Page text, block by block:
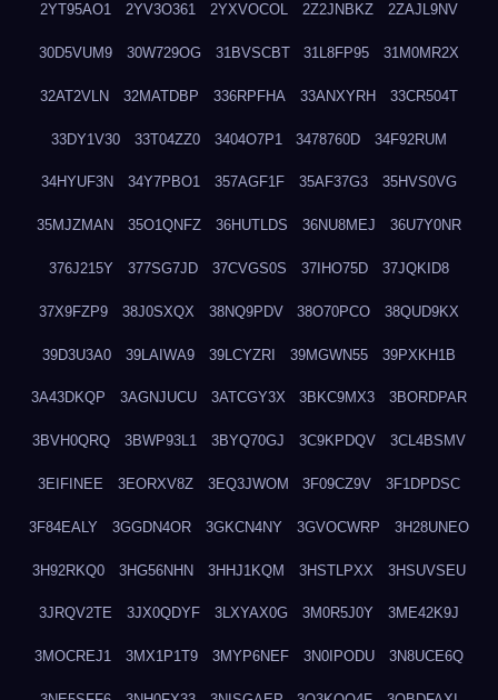
2YT95AO1 2YV3O361 2YXVOCOL 2Z2JNBKZ 2ZAJL9NV
30D5VUM9 30W729OG 31BVSCBT 31L8FP95 31M0MR2X
32AT2VLN 32MATDBP 336RPFHA 33ANXYRH 33CR504T
33DY1V30 33T04ZZ0 3404O7P1 3478760D 34F92RUM
34HYUF3N 34Y7PBO1 357AGF1F 35AF37G3 35HVS0VG
35MJZMAN 35O1QNFZ 36HUTLDS 36NU8MEJ 36U7Y0NR
376J215Y 377SG7JD 37CVGS0S 37IHO75D 37JQKID8
37X9FZP9 38J0SXQX 38NQ9PDV 38O70PCO 38QUD9KX
39D3U3A0 39LAIWA9 39LCYZRI 39MGWN55 39PXKH1B
3A43DKQP 3AGNJUCU 3ATCGY3X 3BKC9MX3 3BORDPAR
3BVH0QRQ 3BWP93L1 3BYQ70GJ 3C9KPDQV 3CL4BSMV
3EIFINEE 3EORXV8Z 3EQ3JWOM 3F09CZ9V 3F1DPDSC
3F84EALY 3GGDN4OR 3GKCN4NY 3GVOCWRP 3H28UNEO
3H92RKQ0 3HG56NHN 3HHJ1KQM 3HSTLPXX 3HSUVSEU
3JRQV2TE 3JX0QDYF 3LXYAX0G 3M0R5J0Y 3ME42K9J
3MOCREJ1 3MX1P1T9 3MYP6NEF 3N0IPODU 3N8UCE6Q